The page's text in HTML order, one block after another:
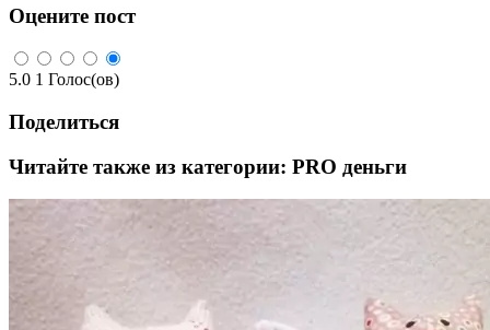
Оцените пост
5.0 1 Голос(ов)
Поделиться
Читайте также из категории: PRO деньги